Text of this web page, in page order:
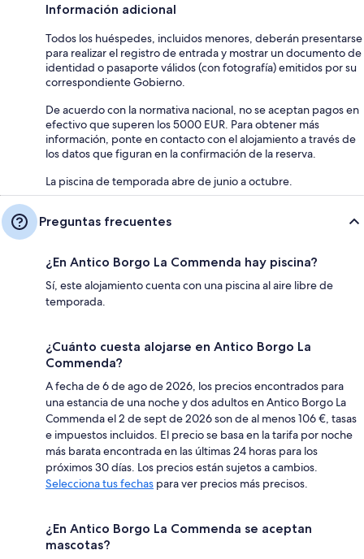
Información adicional
Todos los huéspedes, incluidos menores, deberán presentarse
para realizar el registro de entrada y mostrar un documento de
identidad o pasaporte válidos (con fotografía) emitidos por su
correspondiente Gobierno.
De acuerdo con la normativa nacional, no se aceptan pagos en
efectivo que superen los 5000 EUR. Para obtener más
información, ponte en contacto con el alojamiento a través de
los datos que figuran en la confirmación de la reserva.
La piscina de temporada abre de junio a octubre.
Preguntas frecuentes
¿En Antico Borgo La Commenda hay piscina?
Sí, este alojamiento cuenta con una piscina al aire libre de
temporada.
¿Cuánto cuesta alojarse en Antico Borgo La
Commenda?
A fecha de 6 de ago de 2026, los precios encontrados para
una estancia de una noche y dos adultos en Antico Borgo La
Commenda el 2 de sept de 2026 son de al menos 106 €, tasas
e impuestos incluidos. El precio se basa en la tarifa por noche
más barata encontrada en las últimas 24 horas para los
próximos 30 días. Los precios están sujetos a cambios.
Selecciona tus fechas para ver precios más precisos.
¿En Antico Borgo La Commenda se aceptan
mascotas?